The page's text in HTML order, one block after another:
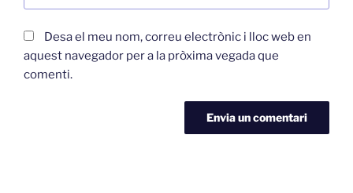
Desa el meu nom, correu electrònic i lloc web en
aquest navegador per a la pròxima vegada que
comenti.